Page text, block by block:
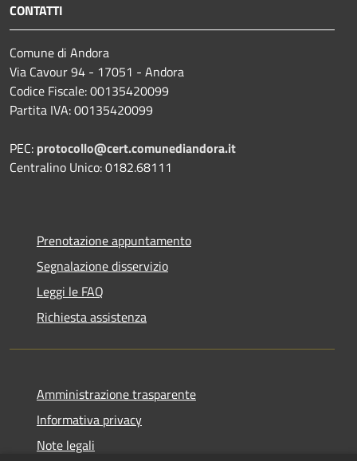
CONTATTI
Comune di Andora
Via Cavour 94 - 17051 - Andora
Codice Fiscale: 00135420099
Partita IVA: 00135420099
PEC: protocollo@cert.comunediandora.it
Centralino Unico: 0182.68111
Prenotazione appuntamento
Segnalazione disservizio
Leggi le FAQ
Richiesta assistenza
Amministrazione trasparente
Informativa privacy
Note legali